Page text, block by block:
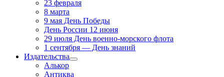
23 февраля
8 марта
9 мая День Победы
День России 12 июня
29 июля День военно-морского флота
1 сентября — День знаний
Издательства
Алькор
Антиква